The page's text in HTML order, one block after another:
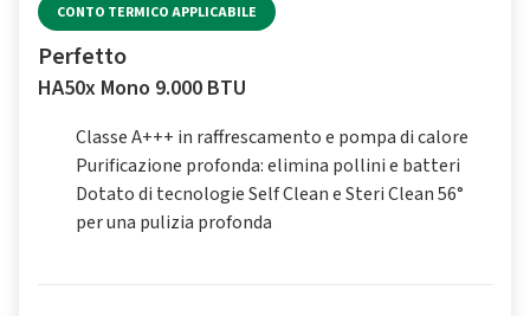
CONTO TERMICO APPLICABILE
Perfetto
HA50x Mono 9.000 BTU
Classe A+++ in raffrescamento e pompa di calore
Purificazione profonda: elimina pollini e batteri
Dotato di tecnologie Self Clean e Steri Clean 56°
per una pulizia profonda